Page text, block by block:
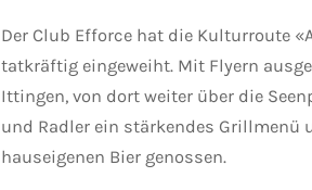
Der Club Efforce hat die Kulturroute
tatkräftig eingeweiht. Mit Flyern
Ittingen, von dort weiter über die
und Radler ein stärkendes Grillmenü
hauseigenen Bier genossen.